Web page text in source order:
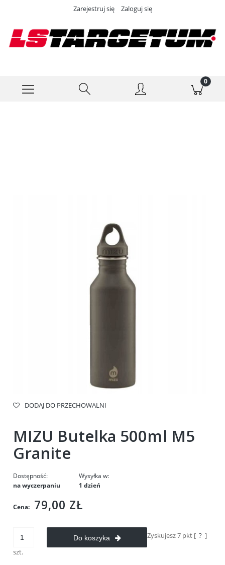
Zarejestruj się Zaloguj się
DODAJ DO PRZECHOWALNI
MIZU Butelka 500ml M5
Granite
Dostępność:
na wyczerpaniu
Wysyłka w:
1 dzień
Cena: 79,00 ZŁ
szt.
Do koszyka Zyskujesz7 pkt [ ? ]